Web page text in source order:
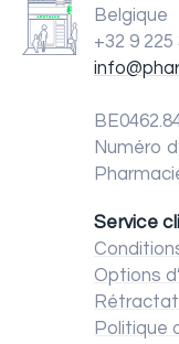
Belgique
+32 9 225
Numéro
Service
Options
Politique